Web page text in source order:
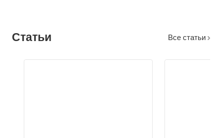
Статьи Все статьи